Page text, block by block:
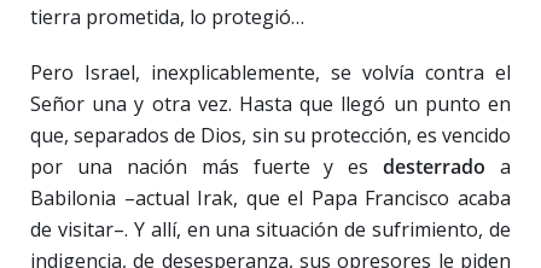
tierra prometida, lo protegió…
Pero Israel, inexplicablemente, se volvía contra el
Señor una y otra vez. Hasta que llegó un punto en
que, separados de Dios, sin su protección, es vencido
por una nación más fuerte y esdesterrado a
Babilonia –actual Irak, que el Papa Francisco acaba
de visitar–. Y allí, en una situación de sufrimiento, de
indigencia, de desesperanza, sus opresores le piden